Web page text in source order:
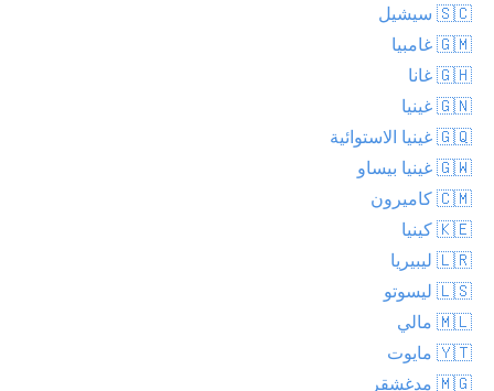
🇸🇨 سيشيل
🇬🇲 غامبيا
🇬🇭 غانا
🇬🇳 غينيا
🇬🇶 غينيا الاستوائية
🇬🇼 غينيا بيساو
🇨🇲 كاميرون
🇰🇪 كينيا
🇱🇷 ليبيريا
🇱🇸 ليسوتو
🇲🇱 مالي
🇾🇹 مايوت
🇲🇬 مدغشقر